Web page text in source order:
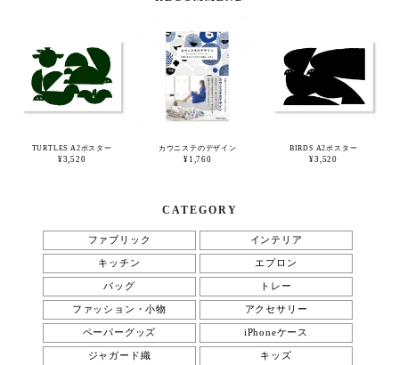
TURTLES A2ポスター
¥3,520
カウニステのデザイン
¥1,760
BIRDS A2ポスター
¥3,520
CATEGORY
ファブリック インテリア
キッチン エプロン
バッグ トレー
ファッション・小物 アクセサリー
ペーパーグッズ iPhoneケース
ジャガード織 キッズ